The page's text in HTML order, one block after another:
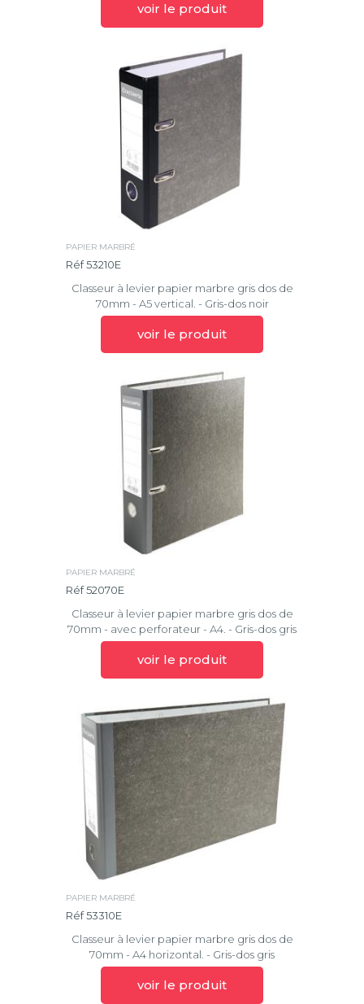
voir le produit
PAPIER MARBRÉ
Réf 53210E
Classeur à levier papier marbre gris dos de
70mm - A5 vertical. - Gris-dos noir
voir le produit
PAPIER MARBRÉ
Réf 52070E
Classeur à levier papier marbre gris dos de
70mm - avec perforateur - A4. - Gris-dos gris
voir le produit
PAPIER MARBRÉ
Réf 53310E
Classeur à levier papier marbre gris dos de
70mm - A4 horizontal. - Gris-dos gris
voir le produit